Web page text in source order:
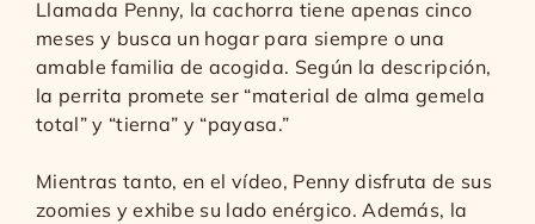
Llamada Penny, la cachorra tiene apenas cinco
meses y busca un hogar para siempre o una
amable familia de acogida. Según la descripción,
la perrita promete ser “material de alma gemela
total” y “tierna” y “payasa.”
Mientras tanto, en el vídeo, Penny disfruta de sus
zoomies y exhibe su lado enérgico. Además, la